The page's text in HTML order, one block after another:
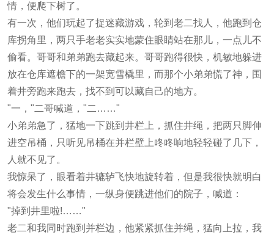
情，便爬下树了。
有一次，他们玩起了捉迷藏游戏，轮到老二找人，他跑到仓
库拐角里，两只手老老实实地蒙住眼睛站在那儿，一点儿不
偷看。哥哥和弟弟跑去藏起来。哥哥跑得很快，机敏地躲进
放在仓库遮檐下的一架宽雪橇里，而那个小弟弟慌了神，围
着井旁跑来跑去，找不到可以藏自己的地方。
"一，"二哥喊道，"二……"
小弟弟急了，猛地一下跳到井栏上，抓住井绳，把两只脚伸
进空吊桶，只听见吊桶在并栏壁上咚咚响地轻轻碰了几下，
人就不见了。
我惊呆了，眼看着井辘轳飞快地旋转着，但是我很快就明白
将会发生什么事情，一纵身便跳进他们的院子，喊道：
"掉到井里啦!……"
老二和我同时跑到并栏边，他紧紧抓住并绳，猛向上拉，我